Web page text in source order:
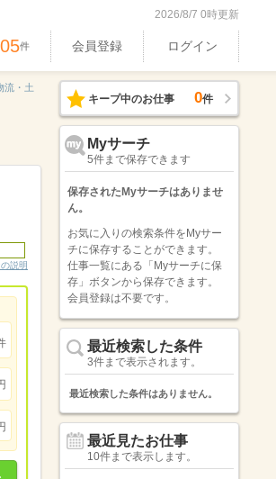
2026/8/7 0時更新
件 会員登録 ログイン
流・土
説明
キープ中のお仕事 0件
Myサーチ
5件まで保存できます
保存されたMyサーチはありませ
ん。
お気に入りの検索条件をMyサー
チに保存することができます。
仕事一覧にある「Myサーチに保
存」ボタンから保存できます。
会員登録は不要です。
最近検索した条件
3件まで表示されます。
最近検索した条件はありません。
最近見たお仕事
10件まで表示します。